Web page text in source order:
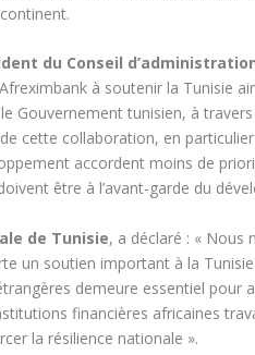
du Conseil
à soutenir la Tunisie
Gouvernement tunisien, à
cette collaboration, en
accordent moins de
être à l’avant-garde du
de Tunisie, a déclaré : « Nous
un soutien important à la
demeure essentiel pour
financières africaines
la résilience nationale ».